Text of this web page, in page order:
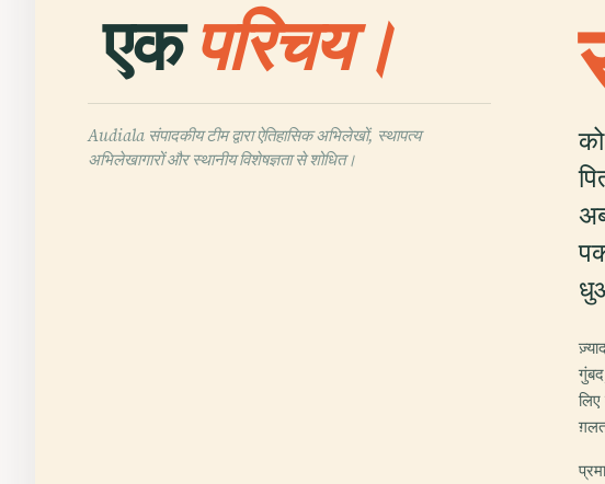
एकपरिचय।
Audiala संपादकीय टीम द्वारा ऐतिहासिक अभिलेखों, स्थापत्य
अभिलेखागारों और स्थानीय विशेषज्ञता से शोधित।